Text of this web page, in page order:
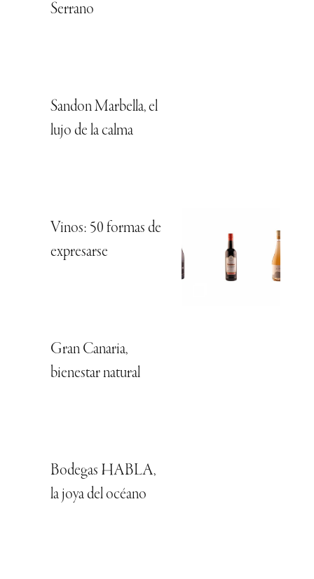
Serrano
Sandon Marbella, el
lujo de la calma
Vinos: 50 formas de
expresarse
Gran Canaria,
bienestar natural
Bodegas HABLA,
la joya del océano